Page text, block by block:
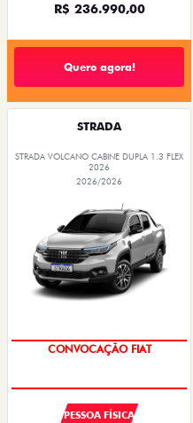
R$ 236.990,00
Quero agora!
STRADA
STRADA VOLCANO CABINE DUPLA 1.3 FLEX
2026
2026/2026
CONVOCAÇÃO FIAT
PESSOA FÍSICA